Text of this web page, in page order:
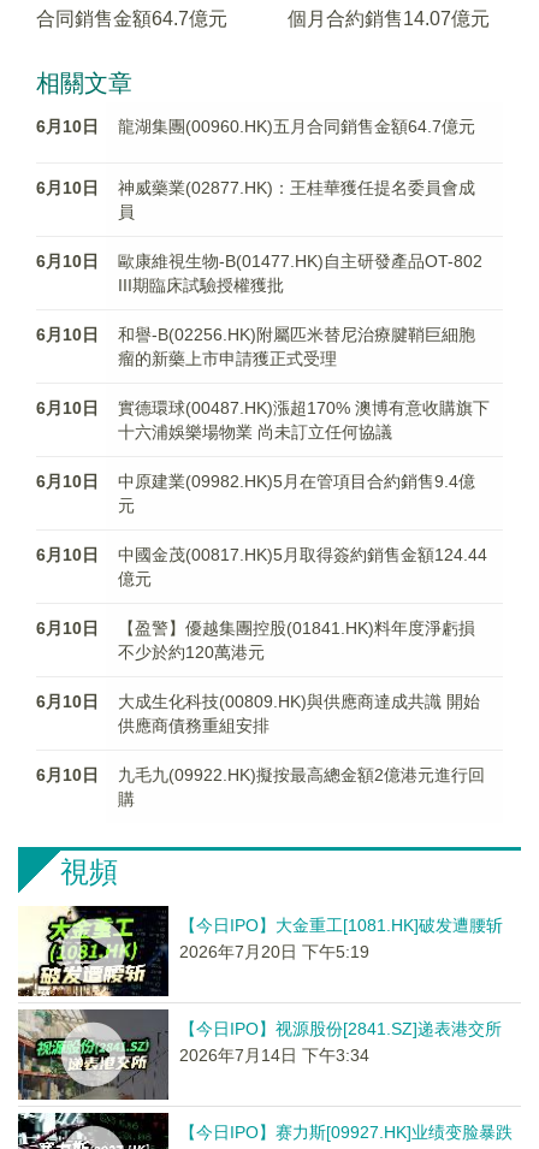
合同銷售金額64.7億元
個月合約銷售14.07億元
相關文章
6月10日 龍湖集團(00960.HK)五月合同銷售金額64.7億元
6月10日
神威藥業(02877.HK)：王桂華獲任提名委員會成
員
6月10日
歐康維視生物-B(01477.HK)自主研發產品OT-802
III期臨床試驗授權獲批
6月10日
和譽-B(02256.HK)附屬匹米替尼治療腱鞘巨細胞
瘤的新藥上市申請獲正式受理
6月10日
實德環球(00487.HK)漲超170% 澳博有意收購旗下
十六浦娛樂場物業 尚未訂立任何協議
6月10日
中原建業(09982.HK)5月在管項目合約銷售9.4億
元
6月10日
中國金茂(00817.HK)5月取得簽約銷售金額124.44
億元
6月10日
【盈警】優越集團控股(01841.HK)料年度淨虧損
不少於約120萬港元
6月10日
大成生化科技(00809.HK)與供應商達成共識 開始
供應商債務重組安排
6月10日
九毛九(09922.HK)擬按最高總金額2億港元進行回
購
視頻
【今日IPO】大金重工[1081.HK]破发遭腰斩
2026年7月20日 下午5:19
【今日IPO】视源股份[2841.SZ]递表港交所
2026年7月14日 下午3:34
【今日IPO】赛力斯[09927.HK]业绩变脸暴跌